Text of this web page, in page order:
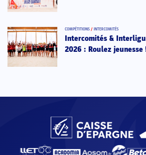
COMPÉTITIONS / INTERCOMITÉS
Intercomités &
2026 : Roulez jeunesse